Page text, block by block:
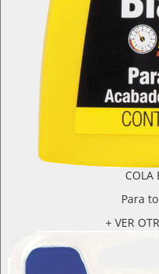
COLA
Para
+ VER